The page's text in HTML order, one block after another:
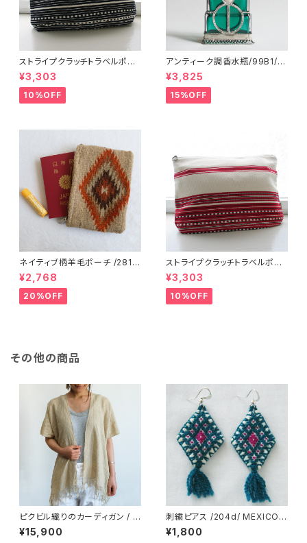
ストライプクラッチトラベルポー
チ/ L /147/Blue/ HUNGARY
ハンガリー
¥3,303
10%OFF
アンティーク調香水瓶/99B1/M
OROCCO モロッコ
¥3,825
15%OFF
ネイティブ柄羊毛ポーチ /281f/
MEXICO メキシコ
¥2,768
20%OFF
ストライプクラッチトラベルポー
チ / L /147/Red/ HUNGARY
ハンガリー
¥3,303
10%OFF
その他の商品
ピクビル織りのカーディガン / P
lant-dyed / GUATEMALA グ
アテマラ
¥15,900
刺繍ピアス /204d/ MEXICO
メキシコ
¥1,800